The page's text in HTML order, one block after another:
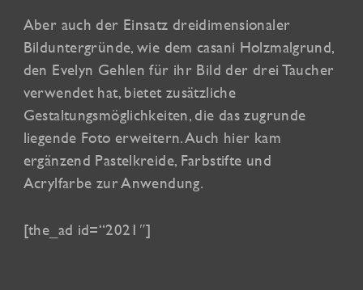
Aber auch der Einsatz dreidimensionaler
Bilduntergründe, wie dem casani Holzmalgrund,
den Evelyn Gehlen für ihr Bild der drei Taucher
verwendet hat, bietet zusätzliche
Gestaltungsmöglichkeiten, die das zugrunde
liegende Foto erweitern. Auch hier kam
ergänzend Pastelkreide, Farbstifte und
Acrylfarbe zur Anwendung.
[the_ad id=“2021″]